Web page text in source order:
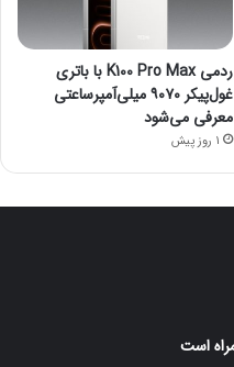
ردمی K100 Pro Max با باتری
غول‌پیکر ۹۰۷۰ میلی‌آمپرساعتی
معرفی می‌شود
1 روز پیش